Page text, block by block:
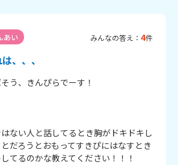
あい みんなの答え： 4件
、、、
う、きんぴらでーす！
ない人と話してるとき胸がドキドキし
だろうとおもってすきぴにはなすとき
てるのかな教えてください！！！